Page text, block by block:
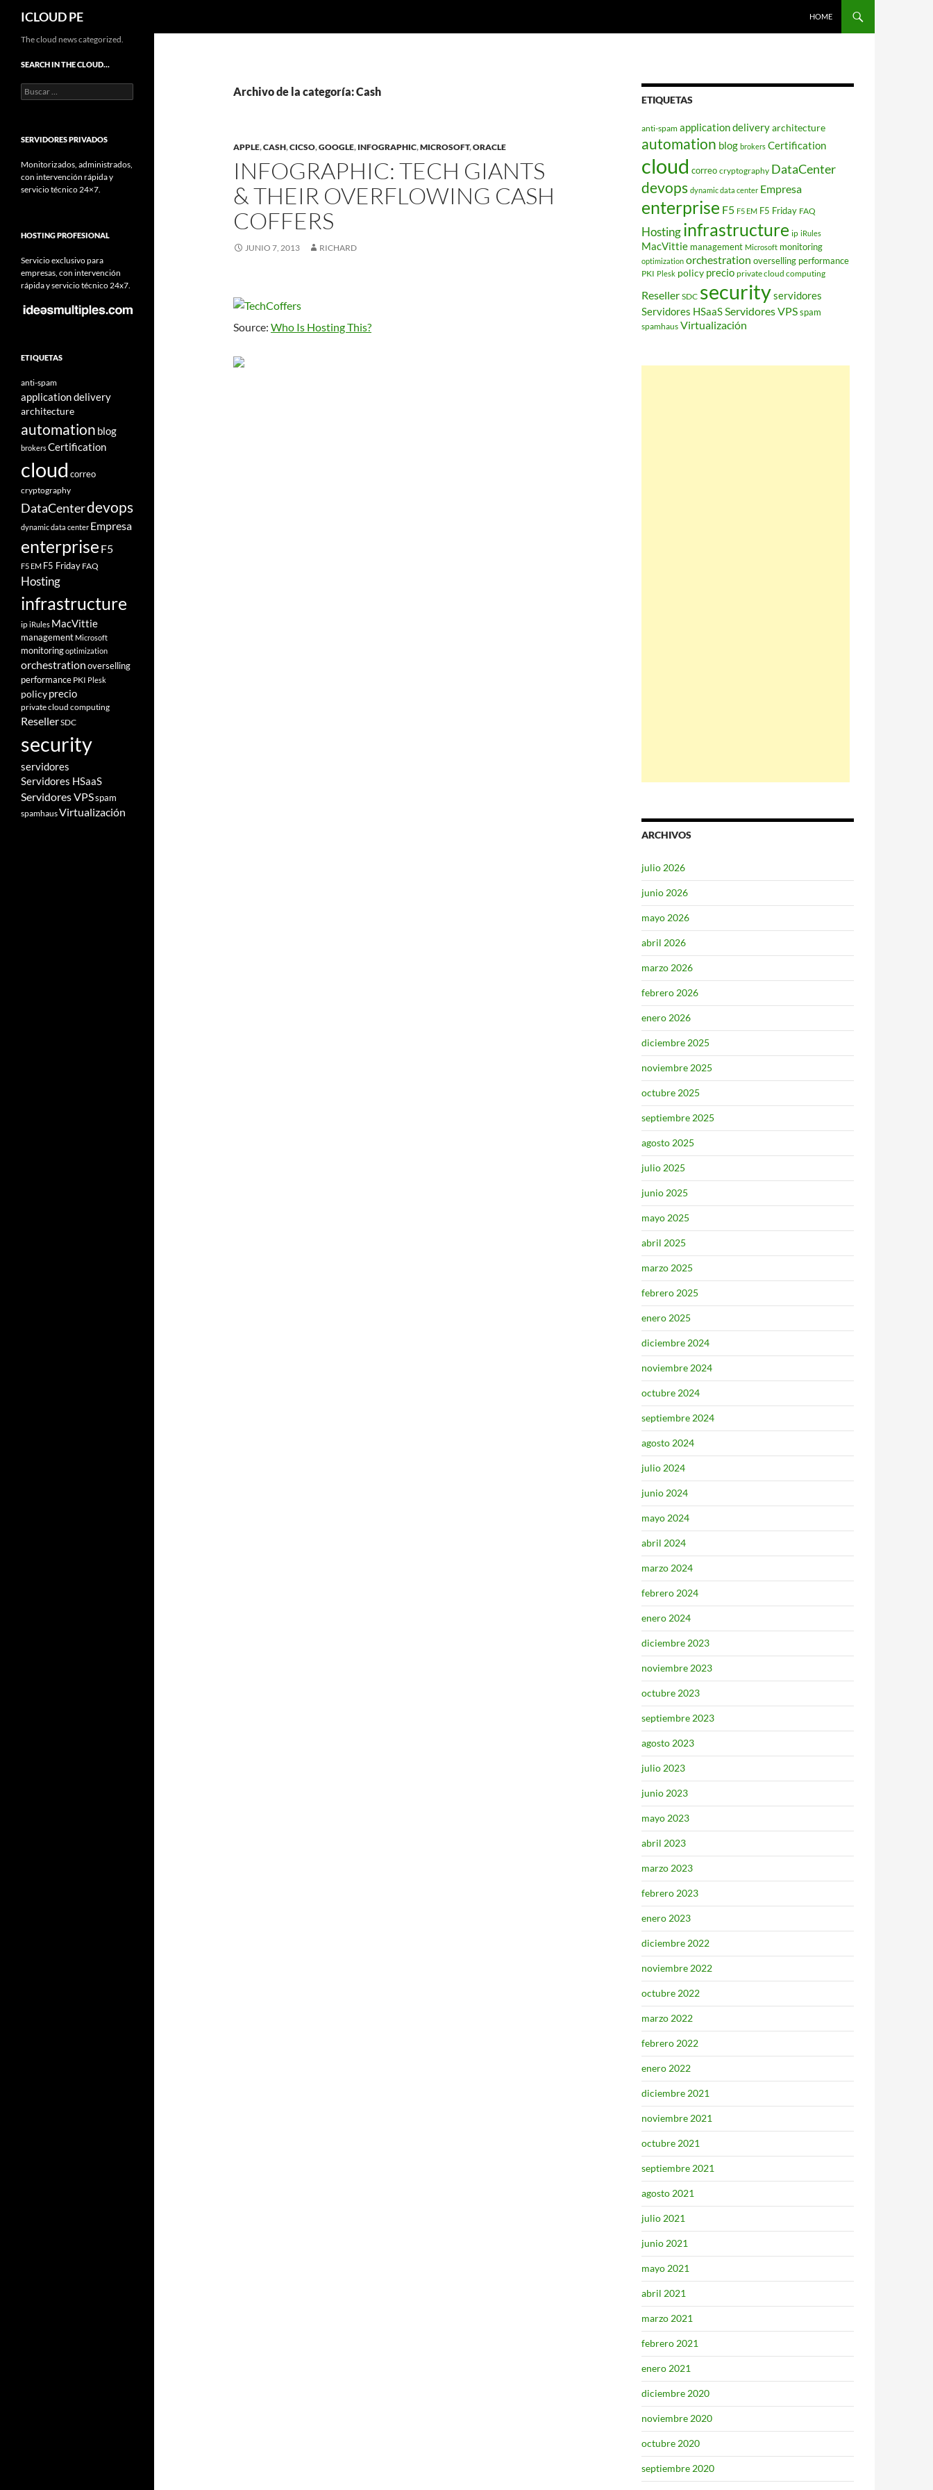
Saltar
contenido
ICLOUD PE HOME
Archivo de la categoría: Cash
APPLE,CASH,CICSO,GOOGLE, INFOGRAPHIC,MICROSOFT,ORACLE
INFOGRAPHIC: TECH GIANTS
& THEIR OVERFLOWING CASH
COFFERS
JUNIO 7, 2013 RICHARD
Source: Who Is Hosting This?
ETIQUETAS
anti-spam application deliveryarchitecture
automation blog brokers Certification
cloud correo cryptography DataCenter
devops dynamic data center Empresa
enterprise F5 F5 EM F5 Friday FAQ
Hostinginfrastructure ip iRules
MacVittie management Microsoft monitoring
optimization orchestration overselling performance
PKI Plesk policy precio private cloud computing
Reseller SDC securityservidores
Servidores HSaaSServidores VPSspam
spamhaus Virtualización
ARCHIVOS
julio 2026
junio 2026
mayo 2026
abril 2026
marzo 2026
febrero 2026
enero 2026
diciembre 2025
noviembre 2025
octubre 2025
septiembre 2025
agosto 2025
julio 2025
junio 2025
mayo 2025
abril 2025
marzo 2025
febrero 2025
enero 2025
diciembre 2024
noviembre 2024
octubre 2024
septiembre 2024
agosto 2024
julio 2024
junio 2024
mayo 2024
abril 2024
marzo 2024
febrero 2024
enero 2024
diciembre 2023
noviembre 2023
octubre 2023
septiembre 2023
agosto 2023
julio 2023
junio 2023
mayo 2023
abril 2023
marzo 2023
febrero 2023
enero 2023
diciembre 2022
noviembre 2022
octubre 2022
marzo 2022
febrero 2022
enero 2022
diciembre 2021
noviembre 2021
octubre 2021
septiembre 2021
agosto 2021
julio 2021
junio 2021
mayo 2021
abril 2021
marzo 2021
febrero 2021
enero 2021
diciembre 2020
noviembre 2020
octubre 2020
septiembre 2020
The cloud news categorized.
SEARCH IN THE CLOUD…
Buscar:
SERVIDORES PRIVADOS
Monitorizados, administrados,
con intervención rápida y
servicio técnico 24×7.
HOSTING PROFESIONAL
Servicio exclusivo para
empresas, con intervención
rápida y servicio técnico 24x7.
ETIQUETAS
anti-spam
application delivery
architecture
automation blog
brokersCertification
cloud correo
cryptography
DataCenterdevops
dynamic data center Empresa
enterprise F5
F5 EM F5 Friday FAQ
Hosting
infrastructure
ipiRules MacVittie
management Microsoft
monitoringoptimization
orchestrationoverselling
performance PKI Plesk
policyprecio
private cloud computing
ResellerSDC
security
servidores
Servidores HSaaS
Servidores VPSspam
spamhausVirtualización